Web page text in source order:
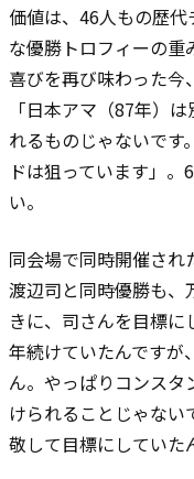
価値は、46人もの歴
な優勝トロフィーの
喜びを再び味わった今
「日本アマ（87年）
れるものじゃないです
ドは狙っています」
い。
同会場で同時開催され
渡辺司と同時優勝も、
きに、司さんを目標に
年続けていたんですが
ん。やっぱりコンス
けられることじゃな
敬して目標にしていた